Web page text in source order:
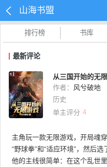
山海书盟
排行榜 书库
最新评论
从三国开始的无
作者： 风兮破地
历史
单主评分 4
主角玩一款无限游戏，开局魂
“野球拳”和“适应环境”，然后选
他的主线很简单：在这个乱世